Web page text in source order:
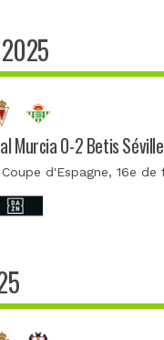
2025
Murcia 0-2 Betis Séville
Coupe d'Espagne, 16e de